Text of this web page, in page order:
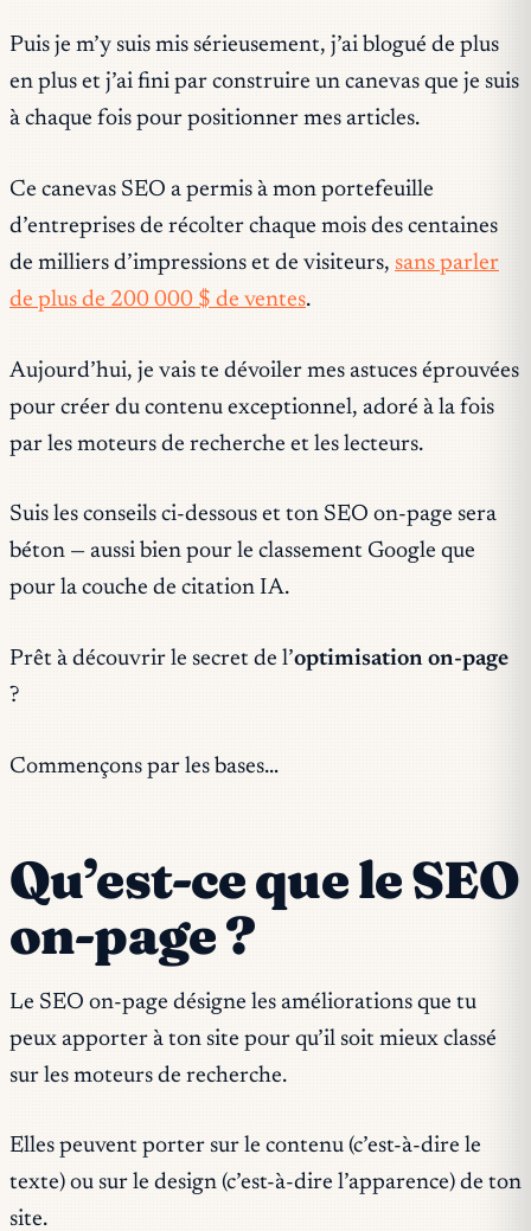
Puis je m’y suis mis sérieusement, j’ai blogué de plus
en plus et j’ai fini par construire un canevas que je suis
à chaque fois pour positionner mes articles.
Ce canevas SEO a permis à mon portefeuille
d’entreprises de récolter chaque mois des centaines
de milliers d’impressions et de visiteurs, sans parler
de plus de 200 000 $ de ventes.
Aujourd’hui, je vais te dévoiler mes astuces éprouvées
pour créer du contenu exceptionnel, adoré à la fois
par les moteurs de recherche et les lecteurs.
Suis les conseils ci-dessous et ton SEO on-page sera
béton — aussi bien pour le classement Google que
pour la couche de citation IA.
Prêt à découvrir le secret de l’optimisation on-page
?
Commençons par les bases…
Qu’est-ce que le SEO
on-page ?
Le SEO on-page désigne les améliorations que tu
peux apporter à ton site pour qu’il soit mieux classé
sur les moteurs de recherche.
Elles peuvent porter sur le contenu (c’est-à-dire le
texte) ou sur le design (c’est-à-dire l’apparence) de ton
site.